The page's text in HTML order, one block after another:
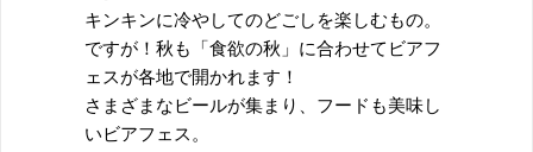
キンキンに冷やしてのどごしを楽しむもの。
ですが！秋も「食欲の秋」に合わせてビアフ
ェスが各地で開かれます！
さまざまなビールが集まり、フードも美味し
いビアフェス。